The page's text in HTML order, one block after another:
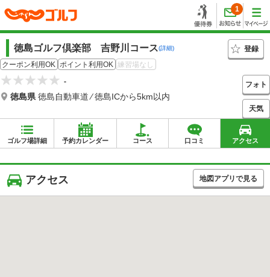
1
徳島ゴルフ倶楽部 吉野川コース(詳細)
登録
クーポン利用OK ポイント利用OK 練習場なし
-
徳島県 徳島自動車道 ⁄ 徳島ICから5km以内
フォト
天気
ゴルフ場詳細 予約カレンダー コース 口コミ アクセス
アクセス 地図アプリで見る